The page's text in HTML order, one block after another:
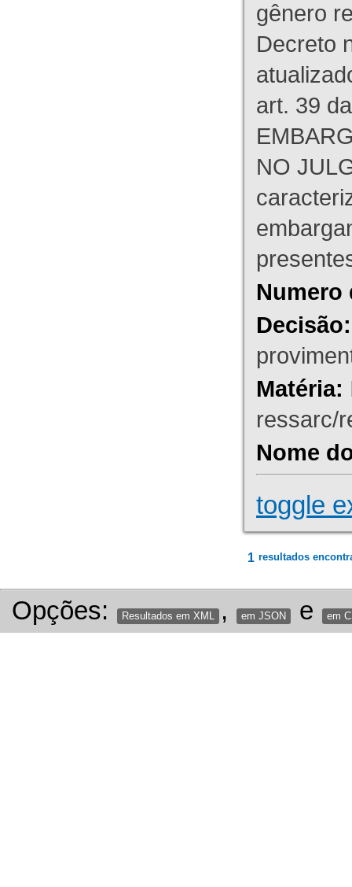
gênero
Decreto
art. 39
NO
Numero
Decisão:
Matéria:
ressarc/
Nome
toggle
1 resultados
Opções: Resultados em XML , em JSON e em